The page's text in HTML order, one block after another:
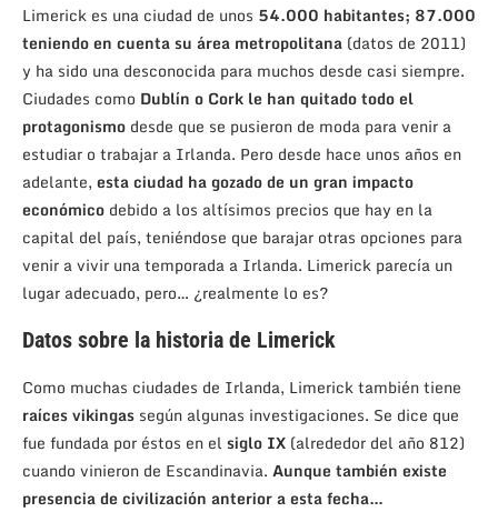
Limerick es una ciudad de unos 54.000 habitantes; 87.000
teniendo en cuenta su área metropolitana (datos de 2011)
y ha sido una desconocida para muchos desde casi siempre.
Ciudades como Dublín o Cork le han quitado todo el
protagonismo desde que se pusieron de moda para venir a
estudiar o trabajar a Irlanda. Pero desde hace unos años en
adelante, esta ciudad ha gozado de un gran impacto
económico debido a los altísimos precios que hay en la
capital del país, teniéndose que barajar otras opciones para
venir a vivir una temporada a Irlanda. Limerick parecía un
lugar adecuado, pero… ¿realmente lo es?
Datos sobre la historia de Limerick
Como muchas ciudades de Irlanda, Limerick también tiene
raíces vikingas según algunas investigaciones. Se dice que
fue fundada por éstos en el siglo IX (alrededor del año 812)
cuando vinieron de Escandinavia. Aunque también existe
presencia de civilización anterior a esta fecha…